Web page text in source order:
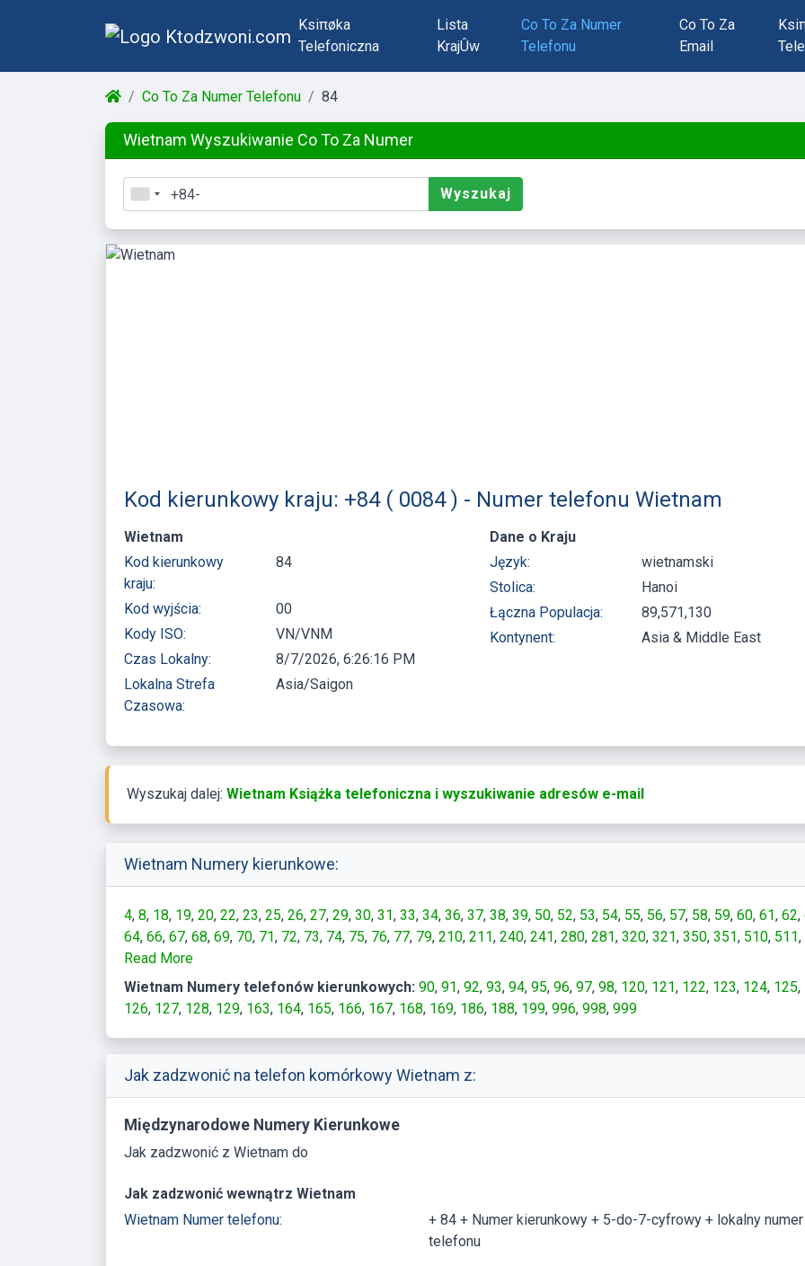
Ksiπøka
Telefoniczna
Lista
KrajÛw
Co To Za Numer
Telefonu
Co To Za
Email
Co To Za Numer Telefonu 84
Wietnam Wyszukiwanie Co To Za Numer
Wyszukaj
Kod kierunkowy kraju: +84 ( 0084 ) - Numer telefonu Wietnam
Wietnam
Kod kierunkowy
kraju:
84
Kod wyjścia:
00
Kody ISO:
VN/VNM
Czas Lokalny:
8/7/2026, 6:26:16 PM
Lokalna Strefa
Czasowa:
Asia/Saigon
Dane o Kraju
Język:
wietnamski
Stolica:
Hanoi
Łączna Populacja:
89,571,130
Kontynent:
Asia & Middle East
Wyszukaj dalej: Wietnam Książka telefoniczna i wyszukiwanie adresów e-mail
Wietnam Numery kierunkowe:
4 8 18 19 20 22 23 25 26 27 29 30 31 33 34 36 37 38 39 50 52 53 54 55 56 57 58 59 60 61 62
64 66 67 68 69 70 71 72 73 74 75 76 77 79 210 211 240 241 280 281 320 321 350 351 510 511
650 651 780
Read More
Wietnam Numery telefonów kierunkowych: 90 91 92 93 94 95 96 97 98 120 121 122 123 124 125
126 127 128 129 163 164 165 166 167 168 169 186 188 199 996 998 999
Jak zadzwonić na telefon komórkowy Wietnam z:
Międzynarodowe Numery Kierunkowe
Jak zadzwonić z Wietnam do
Jak zadzwonić wewnątrz Wietnam
Wietnam Numer telefonu:
+ 84 + Numer kierunkowy + 5-do-7-cyfrowy + lokalny numer
telefonu